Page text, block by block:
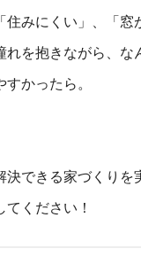
みにくい」、「
を抱きながら、な
かったら。
できる家づくりを
てください！